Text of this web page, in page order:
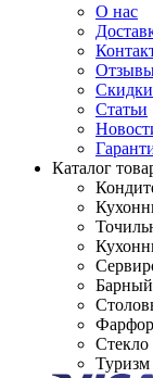
О нас
Скидки
Статьи
Каталог
Фарфор
Стекло
Туризм